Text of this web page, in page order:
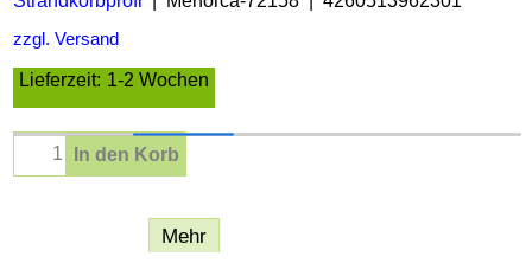
zzgl. Versand
Lieferzeit: 1-2 Wochen
In den Korb
Mehr